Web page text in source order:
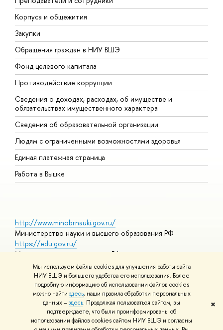
Мы используем файлы cookies для улучшения работы сайта
НИУ ВШЭ и большего удобства его использования. Более
подробную информацию об использовании файлов cookies
можно найти здесь, наши правила обработки персональных
данных –здесь. Продолжая пользоваться сайтом, вы
подтверждаете, что были проинформированы об
использовании файлов cookies сайтом НИУ ВШЭ и согласны
✖
Корпуса и общежития
Закупки
Обращения граждан в НИУ ВШЭ
Фонд целевого капитала
Противодействие коррупции
Сведения о доходах, расходах, об имуществе и
обязательствах имущественного характера
Сведения об образовательной организации
Людям с ограниченными возможностями здоровья
Единая платежная страница
Работа в Вышке
http://www.minobrnauki.gov.ru/
Министерство науки и высшего образования РФ
https://edu.gov.ru/
Министерство просвещения РФ
https://elearning.hse.ru/mooc
Массовые открытые онлайн-курсы
© НИУ ВШЭ 1993–2026 Адреса и контактыУсловия
использования материалов Политика конфиденциальности